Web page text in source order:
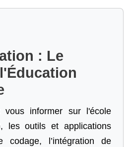
: Le
vous informer sur l'école
les outils et applications
codage,
l’intégration de